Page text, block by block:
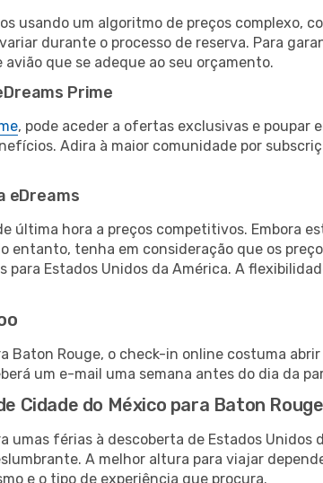
usando um algoritmo de preços complexo,
durante o processo de reserva. Para
que se adeque ao seu orçamento.
Prime
, pode aceder a ofertas exclusivas e poupar
Adira à maior comunidade por
eDreams
última hora a preços competitivos. Embora
entanto, tenha em consideração que os
para Estados Unidos da América. A
Baton Rouge, o check-in online costuma
um e-mail uma semana antes do dia da
Cidade do México para Baton Rouge
umas férias à descoberta de Estados
A melhor altura para viajar
e o tipo de experiência que procura.